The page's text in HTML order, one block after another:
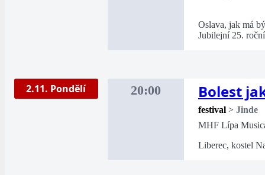
Oslava, jak má
Jubilejní 25.
2.11. Pondělí 20:00 Bolest
festival > Jinde
MHF Lípa
Liberec, kostel